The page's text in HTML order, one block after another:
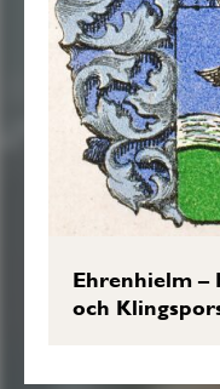
Ehrenhielm
och